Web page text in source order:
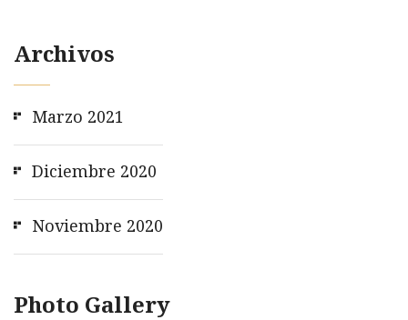
Archivos
Marzo 2021
Diciembre 2020
Noviembre 2020
Photo Gallery